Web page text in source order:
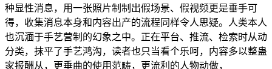
种显性消息，用一张照片制制出假场景、假视频更是垂手可
得，收集消息本身和内容出产的流程同样令人思疑。人类本人
也沉湎于手艺营制的幻象之中。正在平台、推流、检索时从动
分类，抹平了手艺鸿沟，读者也只当看个乐呵，内容多以整蛊
家报酬从，更垂曲的使用范畴，更流利的人物动做，